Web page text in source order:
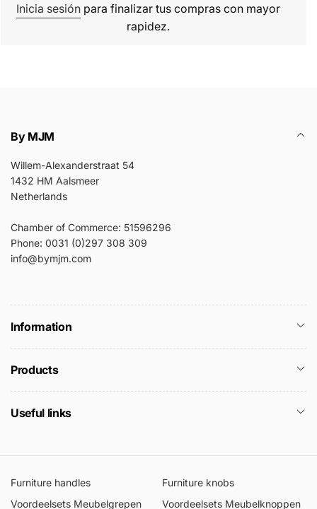
Inicia sesiónpara finalizar tus compras con mayor
rapidez.
By MJM
Willem-Alexanderstraat 54
1432 HM Aalsmeer
Netherlands
Chamber of Commerce: 51596296
Phone: 0031 (0)297 308 309
info@bymjm.com
Information
Products
Useful links
Furniture handles
Furniture knobs
Voordeelsets Meubelgrepen
Voordeelsets Meubelknoppen